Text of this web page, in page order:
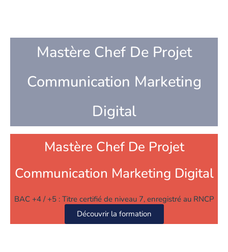
Mastère Chef De Projet
Communication Marketing
Digital
Mastère Chef De Projet
Communication Marketing Digital
BAC +4 / +5 : Titre certifié de niveau 7, enregistré au RNCP
Découvrir la formation